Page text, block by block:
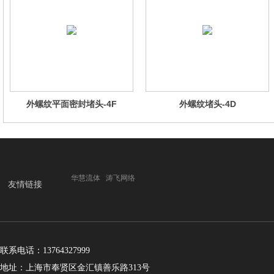
外螺纹平面密封堵头-4F 外螺纹堵头-4D
友情链接
华慧流体 涛飞网络
联系电话：13764327999
地址：上海市奉贤区金汇镇善乐路313号